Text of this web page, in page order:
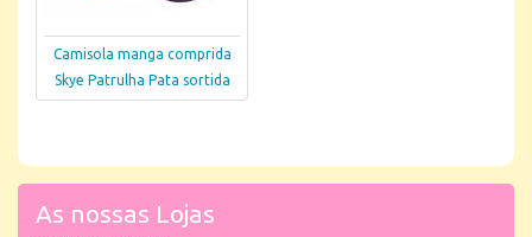
Camisola manga comprida
Skye Patrulha Pata sortida
As nossas Lojas